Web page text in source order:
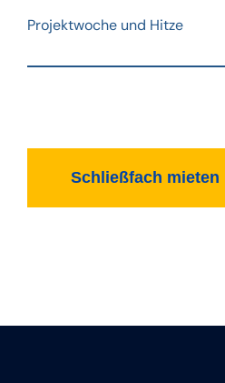
Projektwoche und Hitze
Schließfach mieten